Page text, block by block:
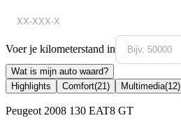
Voer je kilometerstand in
Wat is mijn auto waard?
Highlights
Comfort(21) Multimedia(12)
Peugeot 2008 130 EAT8 GT